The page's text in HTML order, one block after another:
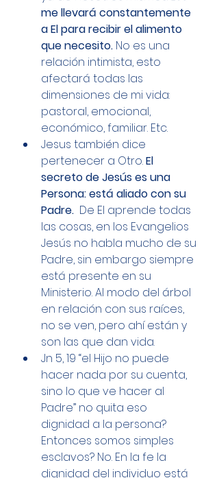
me llevará constantemente
a El para recibir el alimento
que necesito. No es una
relación intimista, esto
afectará todas las
dimensiones de mi vida:
pastoral, emocional,
económico, familiar. Etc.
Jesus también dice
pertenecer a Otro. El
secreto de Jesús es una
Persona: está aliado con su
Padre.
  De El aprende todas
las cosas, en los Evangelios
Jesús no habla mucho de su
Padre, sin embargo siempre
está presente en su
Ministerio. Al modo del árbol
en relación con sus raíces,
no se ven, pero ahí están y
son las que dan vida.
Jn 5, 19 “el Hijo no puede
hacer nada por su cuenta,
sino lo que ve hacer al
Padre” no quita eso
dignidad a la persona?
Entonces somos simples
esclavos? No. En la fe la
dignidad del individuo está